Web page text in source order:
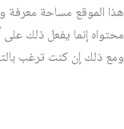
هذا الموقع مساحة
محتواه إنما يفعل ذلك على
ومع ذلك إن كنت ترغب